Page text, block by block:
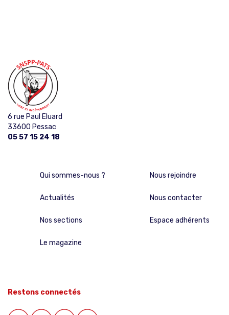
6 rue Paul Eluard
33600 Pessac
05 57 15 24 18
Qui sommes-nous ?
Actualités
Nos sections
Le magazine
Nous rejoindre
Nous contacter
Espace adhérents
Restons connectés